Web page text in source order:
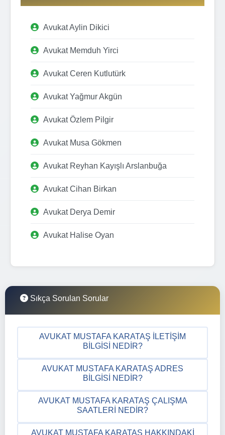
Avukat Aylin Dikici
Avukat Memduh Yirci
Avukat Ceren Kutlutürk
Avukat Yağmur Akgün
Avukat Özlem Pilgir
Avukat Musa Gökmen
Avukat Reyhan Kayışlı Arslanbuğa
Avukat Cihan Birkan
Avukat Derya Demir
Avukat Halise Oyan
Sıkça Sorulan Sorular
AVUKAT MUSTAFA KARATAŞ İLETIŞIM
BILGISI NEDIR?
AVUKAT MUSTAFA KARATAŞ ADRES
BILGISI NEDIR?
AVUKAT MUSTAFA KARATAŞ ÇALIŞMA
SAATLERI NEDIR?
AVUKAT MUSTAFA KARATAŞ HAKKINDAKI